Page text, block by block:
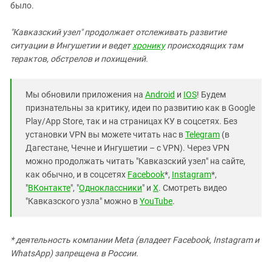
было.
"Кавказский узел" продолжает отслеживать развитие
ситуации в Ингушетии и ведетхроникупроисходящих там
терактов, обстрелов и похищений.
Мы обновили приложения на Android и IOS! Будем
признательны за критику, идеи по развитию как в Google
Play/App Store, так и на страницах КУ в соцсетях. Без
установки VPN вы можете читать нас вTelegram (в
Дагестане, Чечне и Ингушетии – с VPN). Через VPN
можно продолжать читать "Кавказский узел" на сайте,
как обычно, и в соцсетях Facebook*, Instagram*,
"ВКонтакте", "Одноклассники" и X. Смотреть видео
"Кавказского узла" можно вYouTube.
* деятельность компании Meta (владеет Facebook, Instagram и
WhatsApp) запрещена в России.